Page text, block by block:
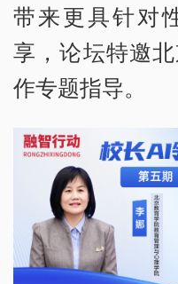
带来更具针对
享，论坛特邀
作专题指导。